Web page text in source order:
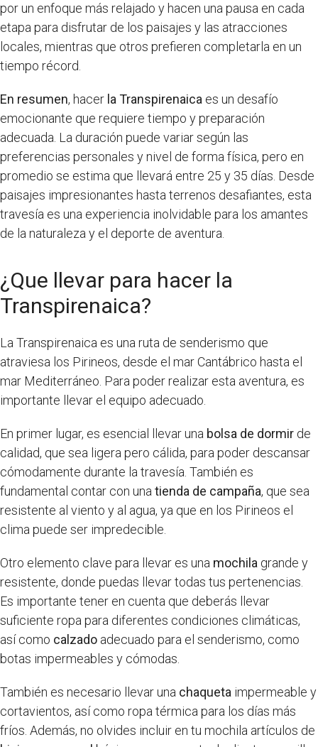
por un enfoque más relajado y hacen una pausa en cada
etapa para disfrutar de los paisajes y las atracciones
locales, mientras que otros prefieren completarla en un
tiempo récord.
En resumen, hacer la Transpirenaica es un desafío
emocionante que requiere tiempo y preparación
adecuada. La duración puede variar según las
preferencias personales y nivel de forma física, pero en
promedio se estima que llevará entre 25 y 35 días. Desde
paisajes impresionantes hasta terrenos desafiantes, esta
travesía es una experiencia inolvidable para los amantes
de la naturaleza y el deporte de aventura.
¿Que llevar para hacer la
Transpirenaica?
La Transpirenaica es una ruta de senderismo que
atraviesa los Pirineos, desde el mar Cantábrico hasta el
mar Mediterráneo. Para poder realizar esta aventura, es
importante llevar el equipo adecuado.
En primer lugar, es esencial llevar una bolsa de dormir de
calidad, que sea ligera pero cálida, para poder descansar
cómodamente durante la travesía. También es
fundamental contar con una tienda de campaña, que sea
resistente al viento y al agua, ya que en los Pirineos el
clima puede ser impredecible.
Otro elemento clave para llevar es una mochila grande y
resistente, donde puedas llevar todas tus pertenencias.
Es importante tener en cuenta que deberás llevar
suficiente ropa para diferentes condiciones climáticas,
así como calzado adecuado para el senderismo, como
botas impermeables y cómodas.
También es necesario llevar una chaqueta impermeable y
cortavientos, así como ropa térmica para los días más
fríos. Además, no olvides incluir en tu mochila artículos de